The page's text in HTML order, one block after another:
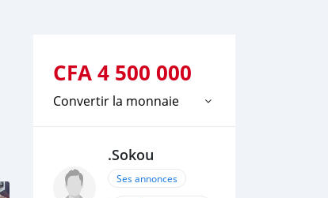
CFA4 500 000
Convertir la monnaie
.Sokou
Ses annonces